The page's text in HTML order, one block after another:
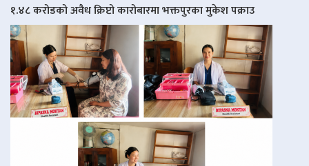
१.४८ करोडको अवैध क्रिप्टो कारोबारमा भक्तपुरका मुकेश पक्राउ